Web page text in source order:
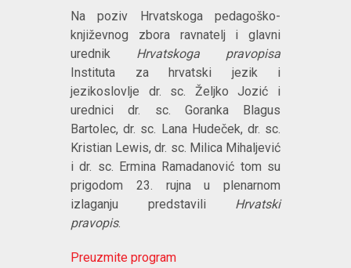
Na poziv Hrvatskoga pedagoško-
književnog zbora ravnatelj i glavni
urednik Hrvatskoga pravopisa
Instituta za hrvatski jezik i
jezikoslovlje dr. sc. Željko Jozić i
urednici dr. sc. Goranka Blagus
Bartolec, dr. sc. Lana Hudeček, dr. sc.
Kristian Lewis, dr. sc. Milica Mihaljević
i dr. sc. Ermina Ramadanović tom su
prigodom 23. rujna u plenarnom
izlaganju predstavili Hrvatski
pravopis.
Preuzmite program